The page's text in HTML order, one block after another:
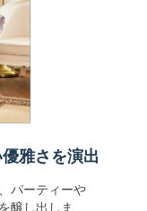
雅さを演出
パーティーや
醸し出しま